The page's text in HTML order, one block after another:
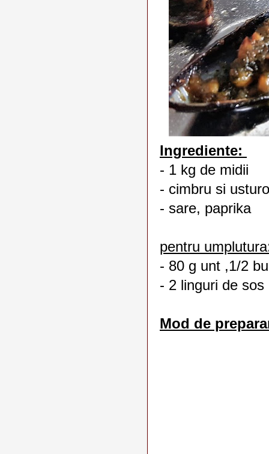
Ingrediente:
- 1 kg de midii
- cimbru si
- sare, paprika
pentru
- 80 g unt ,1/2
- 2 linguri de
Mod de